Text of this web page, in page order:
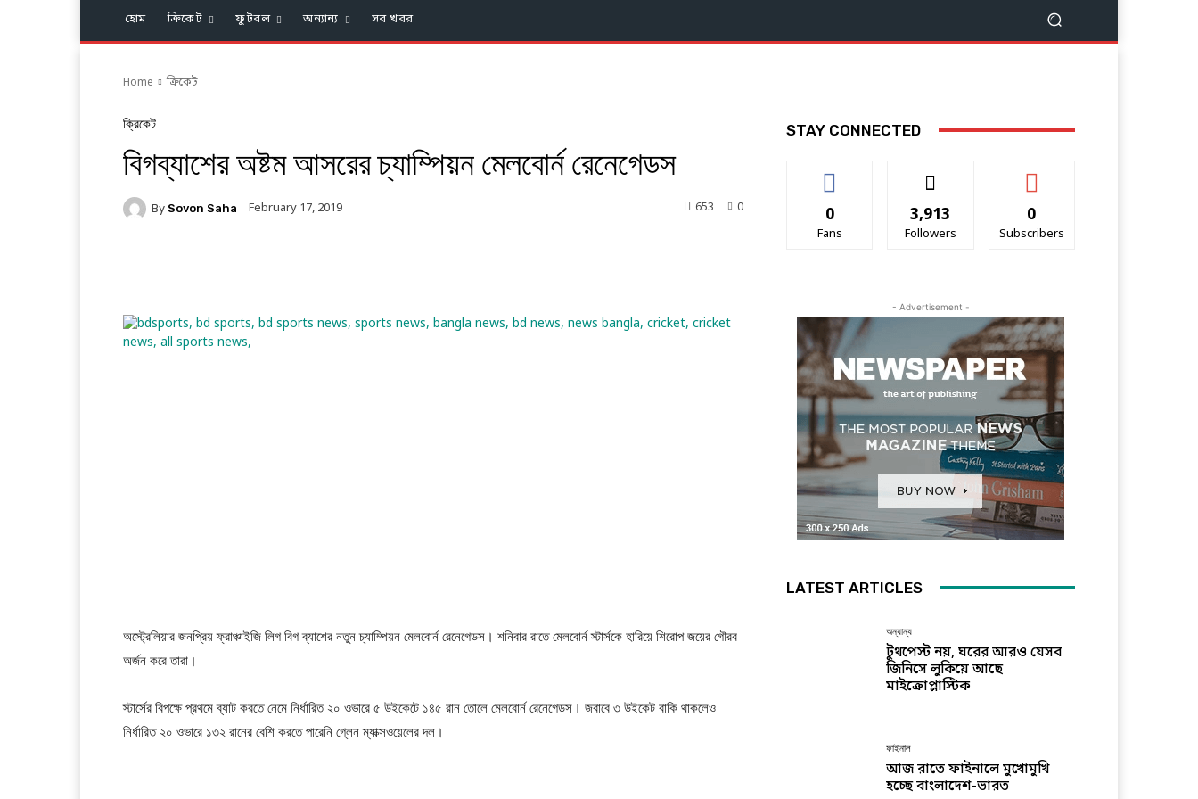
হোম ক্রিকেট ফুটবল অন্যান্য সব খবর
Home ক্রিকেট
ক্রিকেট
বিগব্যাশের অষ্টম আসরের চ্যাম্পিয়ন মেলবোর্ন রেনেগেডস
By Sovon Saha February 17, 2019 0
653
অস্ট্রেলিয়ার জনপ্রিয় ফ্রাঞ্চাইজি লিগ বিগ ব্যাশের নতুন চ্যাম্পিয়ন মেলবোর্ন রেনেগেডস। শনিবার রাতে মেলবোর্ন স্টার্সকে হারিয়ে শিরোপ জয়ের গৌরব
অর্জন করে তারা।
স্টার্সের বিপক্ষে প্রথমে ব্যাট করতে নেমে নির্ধারিত ২০ ওভারে ৫ উইকেটে ১৪৫ রান তোলে মেলবোর্ন রেনেগেডস। জবাবে ৩ উইকেট বাকি থাকলেও
নির্ধারিত ২০ ওভারে ১৩২ রানের বেশি করতে পারেনি গ্লেন ম্যাক্সওয়েলের দল।
STAY CONNECTED
0
Fans
3,913
Followers
0
Subscribers
- Advertisement -
LATEST ARTICLES
অন্যান্য
টুথপেস্ট নয়, ঘরের আরও যেসব
জিনিসে লুকিয়ে আছে
মাইক্রোপ্লাস্টিক
ফাইনাল
আজ রাতে ফাইনালে মুখোমুখি
হচ্ছে বাংলাদেশ-ভারত